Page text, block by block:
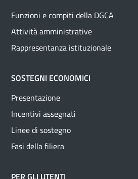
Funzioni e compiti della DGCA
Attività amministrative
Rappresentanza istituzionale
SOSTEGNI ECONOMICI
Presentazione
Incentivi assegnati
Linee di sostegno
Fasi della filiera